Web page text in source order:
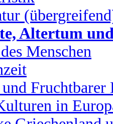
Altertum
Menschen
Fruchtbarer
in